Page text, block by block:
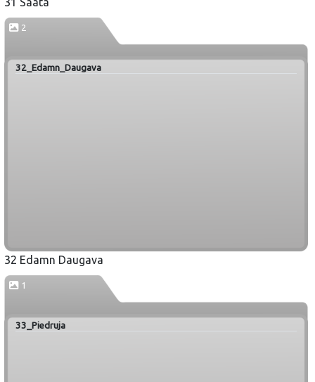
2
32_Edamn_Daugava
32 Edamn Daugava
1
33_Piedruja